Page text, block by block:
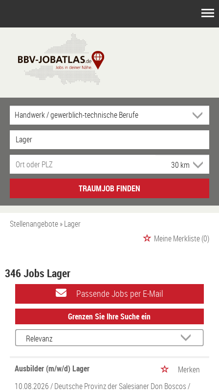
TRAUMJOB FINDEN
Stellenangebote Lager
Meine Merkliste(0)
346 Jobs Lager
Passende Jobs per E-Mail
Grenzen Sie Ihre Suche ein
Ausbilder (m/w/d) Lager
Merken
10.08.2026 /Deutsche Provinz der Salesianer Don Boscos/